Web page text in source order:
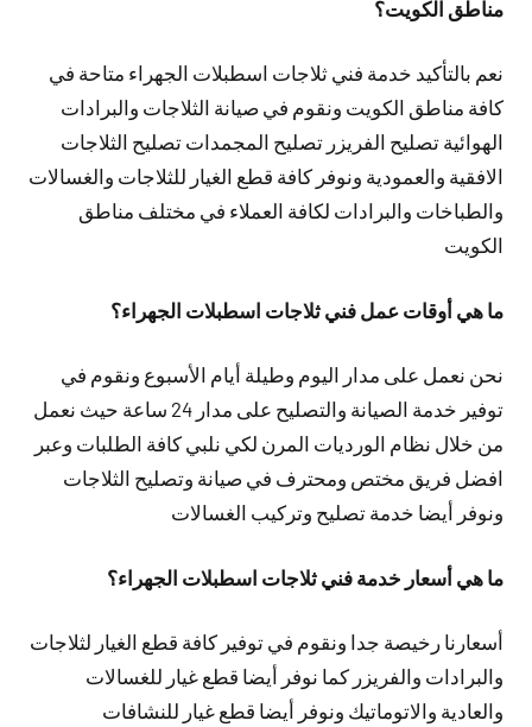
مناطق الكويت؟
نعم بالتأكيد خدمة فني ثلاجات اسطبلات الجهراء متاحة في
كافة مناطق الكويت ونقوم في صيانة الثلاجات والبرادات
الهوائية تصليح الفريزر تصليح المجمدات تصليح الثلاجات
الافقية والعمودية ونوفر كافة قطع الغيار للثلاجات والغسالات
والطباخات والبرادات لكافة العملاء في مختلف مناطق
الكويت
ما هي أوقات عمل فني ثلاجات اسطبلات الجهراء؟
نحن نعمل على مدار اليوم وطيلة أيام الأسبوع ونقوم في
توفير خدمة الصيانة والتصليح على مدار 24 ساعة حيث نعمل
من خلال نظام الورديات المرن لكي نلبي كافة الطلبات وعبر
افضل فريق مختص ومحترف في صيانة وتصليح الثلاجات
ونوفر أيضا خدمة تصليح وتركيب الغسالات
ما هي أسعار خدمة فني ثلاجات اسطبلات الجهراء؟
أسعارنا رخيصة جدا ونقوم في توفير كافة قطع الغيار لثلاجات
والبرادات والفريزر كما نوفر أيضا قطع غيار للغسالات
والعادية والاتوماتيك ونوفر أيضا قطع غيار للنشافات